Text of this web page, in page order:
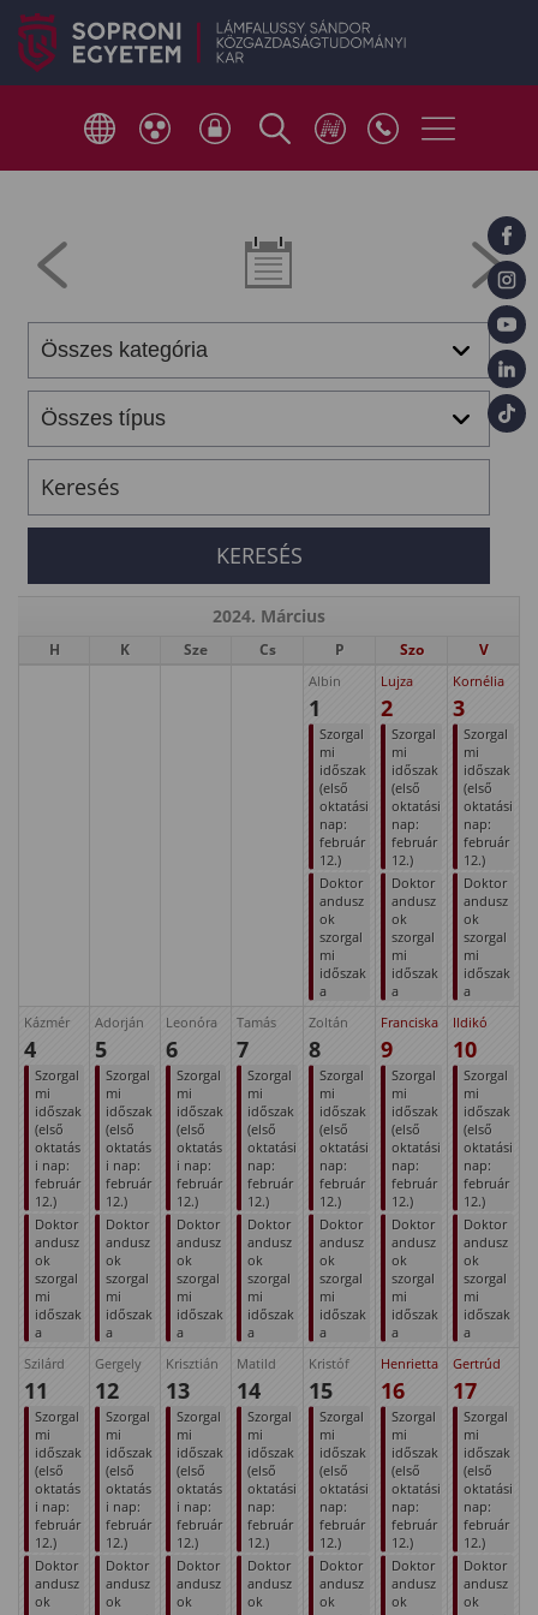
2024. Március
H K Sze Cs P Szo V
Albin
1
Szorgal
mi
időszak
(első
oktatási
nap:
február
12.)
Doktor
andusz
ok
szorgal
mi
időszak
a
Lujza
2
Szorgal
mi
időszak
(első
oktatási
nap:
február
12.)
Doktor
andusz
ok
szorgal
mi
időszak
a
Kornélia
3
Szorgal
mi
időszak
(első
oktatási
nap:
február
12.)
Doktor
andusz
ok
szorgal
mi
időszak
a
Kázmér
4
Szorgal
mi
időszak
(első
oktatás
i nap:
február
12.)
Doktor
andusz
ok
szorgal
mi
időszak
a
Adorján
5
Szorgal
mi
időszak
(első
oktatás
i nap:
február
12.)
Doktor
andusz
ok
szorgal
mi
időszak
a
Leonóra
6
Szorgal
mi
időszak
(első
oktatás
i nap:
február
12.)
Doktor
andusz
ok
szorgal
mi
időszak
a
Tamás
7
Szorgal
mi
időszak
(első
oktatási
nap:
február
12.)
Doktor
andusz
ok
szorgal
mi
időszak
a
Zoltán
8
Szorgal
mi
időszak
(első
oktatási
nap:
február
12.)
Doktor
andusz
ok
szorgal
mi
időszak
a
Franciska
9
Szorgal
mi
időszak
(első
oktatási
nap:
február
12.)
Doktor
andusz
ok
szorgal
mi
időszak
a
Ildikó
10
Szorgal
mi
időszak
(első
oktatási
nap:
február
12.)
Doktor
andusz
ok
szorgal
mi
időszak
a
Szilárd
11
Szorgal
mi
időszak
(első
oktatás
i nap:
február
12.)
Doktor
andusz
ok
Gergely
12
Szorgal
mi
időszak
(első
oktatás
i nap:
február
12.)
Doktor
andusz
ok
Krisztián
13
Szorgal
mi
időszak
(első
oktatás
i nap:
február
12.)
Doktor
andusz
ok
Matild
14
Szorgal
mi
időszak
(első
oktatási
nap:
február
12.)
Doktor
andusz
ok
Kristóf
15
Szorgal
mi
időszak
(első
oktatási
nap:
február
12.)
Doktor
andusz
ok
Henrietta
16
Szorgal
mi
időszak
(első
oktatási
nap:
február
12.)
Doktor
andusz
ok
Gertrúd
17
Szorgal
mi
időszak
(első
oktatási
nap:
február
12.)
Doktor
andusz
ok